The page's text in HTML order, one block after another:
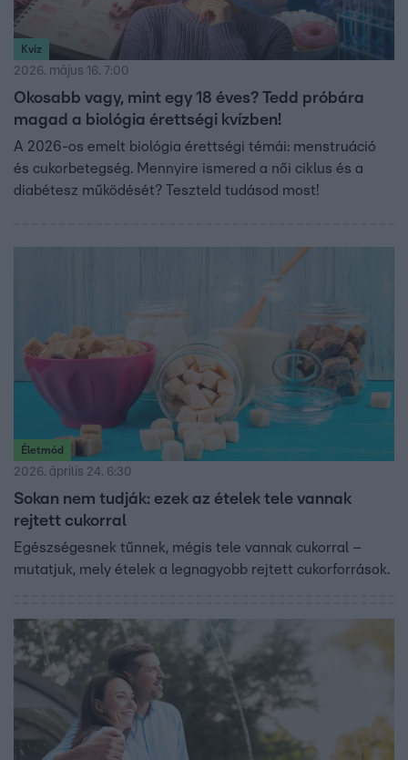
Kvíz
2026. május 16. 7:00
Okosabb vagy, mint egy 18 éves? Tedd próbára
magad a biológia érettségi kvízben!
A 2026-os emelt biológia érettségi témái: menstruáció
és cukorbetegség. Mennyire ismered a női ciklus és a
diabétesz működését? Teszteld tudásod most!
Életmód
2026. április 24. 6:30
Sokan nem tudják: ezek az ételek tele vannak
rejtett cukorral
Egészségesnek tűnnek, mégis tele vannak cukorral –
mutatjuk, mely ételek a legnagyobb rejtett cukorforrások.